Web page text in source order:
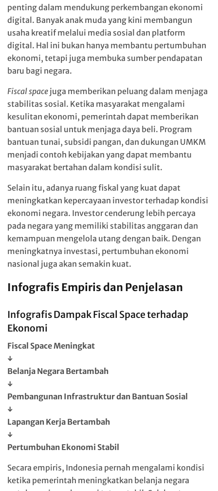
penting dalam mendukung perkembangan ekonomi
digital. Banyak anak muda yang kini membangun
usaha kreatif melalui media sosial dan platform
digital. Hal ini bukan hanya membantu pertumbuhan
ekonomi, tetapi juga membuka sumber pendapatan
baru bagi negara.
Fiscal space juga memberikan peluang dalam menjaga
stabilitas sosial. Ketika masyarakat mengalami
kesulitan ekonomi, pemerintah dapat memberikan
bantuan sosial untuk menjaga daya beli. Program
bantuan tunai, subsidi pangan, dan dukungan UMKM
menjadi contoh kebijakan yang dapat membantu
masyarakat bertahan dalam kondisi sulit.
Selain itu, adanya ruang fiskal yang kuat dapat
meningkatkan kepercayaan investor terhadap kondisi
ekonomi negara. Investor cenderung lebih percaya
pada negara yang memiliki stabilitas anggaran dan
kemampuan mengelola utang dengan baik. Dengan
meningkatnya investasi, pertumbuhan ekonomi
nasional juga akan semakin kuat.
Infografis Empiris dan Penjelasan
Infografis Dampak Fiscal Space terhadap
Ekonomi
Fiscal Space Meningkat
↓
Belanja Negara Bertambah
↓
Pembangunan Infrastruktur dan Bantuan Sosial
↓
Lapangan Kerja Bertambah
↓
Pertumbuhan Ekonomi Stabil
Secara empiris, Indonesia pernah mengalami kondisi
ketika pemerintah meningkatkan belanja negara